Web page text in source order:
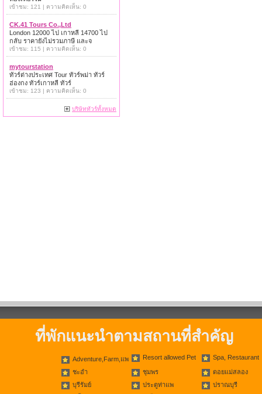
เข้าชม: 121 | ความคิดเห็น: 0
CK.41 Tours Co.,Ltd
London 12000 ไป เกาหลี 14700 ไป
กลับ ราคายังไม่รวมภาษี และจ
เข้าชม: 115 | ความคิดเห็น: 0
mytourstation
ทัวร์ต่างประเทศ Tour ทัวร์พม่า ทัวร์
ฮ่องกง ทัวร์เกาหลี ทัวร์
เข้าชม: 123 | ความคิดเห็น: 0
บริษัททัวร์ทั้งหมด
ที่พักแนะนำตามสถานที่สำคัญ
Adventure,Farm,แพ Resort allowed Pet Spa, Restaurant
ชะอำ ชุมพร
ดอยแม่สลอง
บุรีรัมย์
ประตูท่าแพ
ปราณบุรี